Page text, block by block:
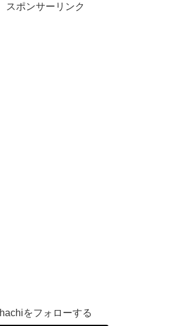
スポンサーリンク
hachiをフォローする